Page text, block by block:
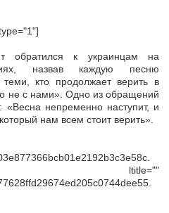
обратился к украинцам на
назвав каждую песню
кто продолжает верить в
не с нами». Одно из обращений
«Весна непременно наступит, и
нам всем стоит верить».